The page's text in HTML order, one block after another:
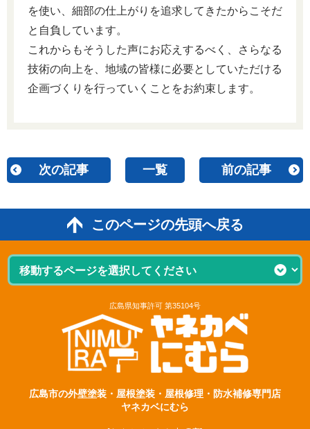
を使い、細部の仕上がりを追求してきたからこそだ
と自負しています。
これからもそうした声にお応えするべく、さらなる
技術の向上を、地域の皆様に必要としていただける
企画づくりを行っていくことをお約束します。
次の記事 一覧 前の記事
このページの先頭へ戻る
広島県知事許可 第35104号
広島市の外壁塗装・屋根塗装・屋根修理・防水補修専門店
ヤネカベにむら